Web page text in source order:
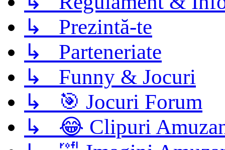
↳ Prezintă-te
↳ Parteneriate
↳ Funny & Jocuri
↳ 🎯 Jocuri Forum
↳ 😂 Clipuri